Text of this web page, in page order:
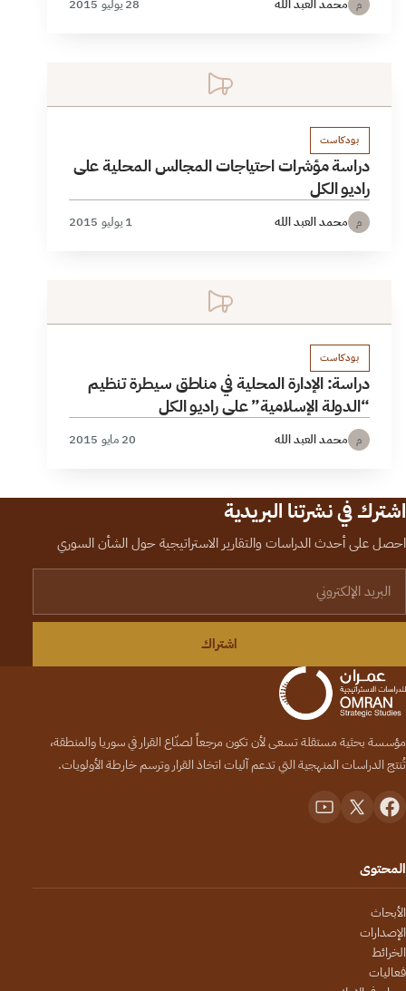
م محمد العبد الله 28 يوليو 2015
بودكاست
دراسة مؤشرات احتياجات المجالس المحلية على
راديو الكل
م محمد العبد الله 1 يوليو 2015
بودكاست
دراسة: الإدارة المحلية في مناطق سيطرة تنظيم
“الدولة الإسلامية” على راديو الكل
م محمد العبد الله 20 مايو 2015
اشترك في نشرتنا البريدية
احصل على أحدث الدراسات والتقارير الاستراتيجية حول الشأن السوري
اشتراك
مؤسسة بحثية مستقلة تسعى لأن تكون مرجعاً لصنّاع القرار في سوريا والمنطقة،
تُنتج الدراسات المنهجية التي تدعم آليات اتخاذ القرار وترسم خارطة الأولويات.
المحتوى
الأبحاث
الإصدارات
الخرائط
فعاليات